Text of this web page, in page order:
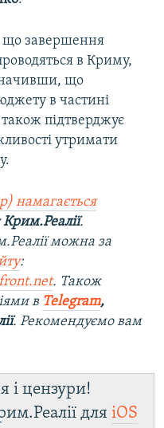
що завершення
в Криму,
що
в частині
підтверджує
утримати
намагається
Крим.Реалії.
можна за
:
. Також
в Telegram,
. Рекомендуємо вам
і цензури!
для iOS